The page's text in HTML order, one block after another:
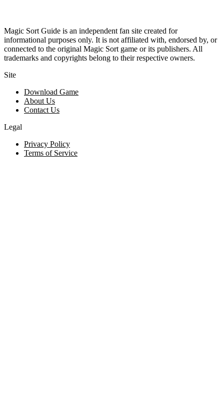
Magic Sort Guide is an independent fan site created for
informational purposes only. It is not affiliated with, endorsed by, or
connected to the original Magic Sort game or its publishers. All
trademarks and copyrights belong to their respective owners.
Site
Download Game
About Us
Contact Us
Legal
Privacy Policy
Terms of Service